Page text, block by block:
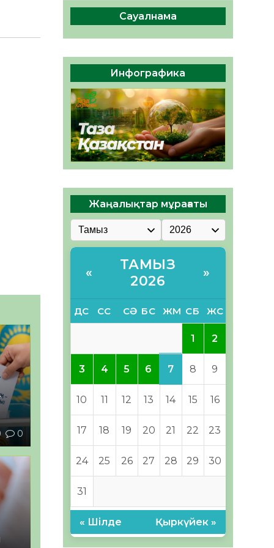
0
беруге дайын
ӘРБІР ДАУЫС – ҚОҒАМ
ДАМУЫНА ҚОСЫЛҒАН
ҮЛЕС
05.08.2026
39 0
Сауалнама
Инфографика
Жаңалықтар мұрағаты
«
ТАМЫЗ
2026
»
ДС СС СӘ БС ЖМ СБ ЖС
1 2
3 4 5 6 7 8 9
10 11 12 13 14 15 16
17 18 19 20 21 22 23
24 25 26 27 28 29 30
31
« Шілде Қыркүйек »